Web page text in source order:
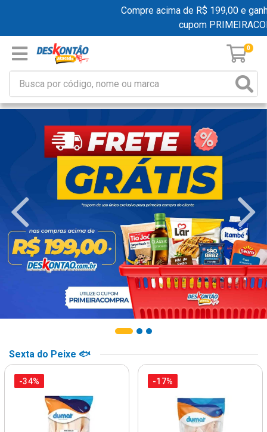
Compre acima de R$ 199,00 e ganhe
cupom
0
Sexta do Peixe 🐟
-34% -17%